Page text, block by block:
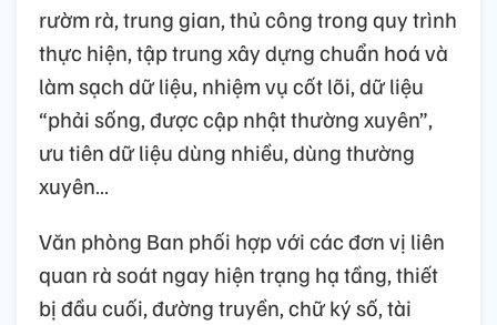
rườm rà, trung gian, thủ công trong quy trình
thực hiện, tập trung xây dựng chuẩn hoá và
làm sạch dữ liệu, nhiệm vụ cốt lõi, dữ liệu
“phải sống, được cập nhật thường xuyên”,
ưu tiên dữ liệu dùng nhiều, dùng thường
xuyên…
Văn phòng Ban phối hợp với các đơn vị liên
quan rà soát ngay hiện trạng hạ tầng, thiết
bị đầu cuối, đường truyền, chữ ký số, tài